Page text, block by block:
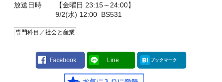
放送日時
【金曜日 23:15～24:00】
9/2(水) 12:00BS531
専門科目／社会と産業
Facebook Line ブックマーク